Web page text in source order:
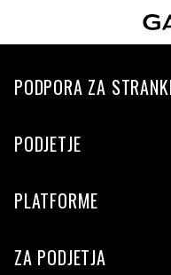
PODPORA ZA
PODJETJE
PLATFORME
ZA PODJETJA